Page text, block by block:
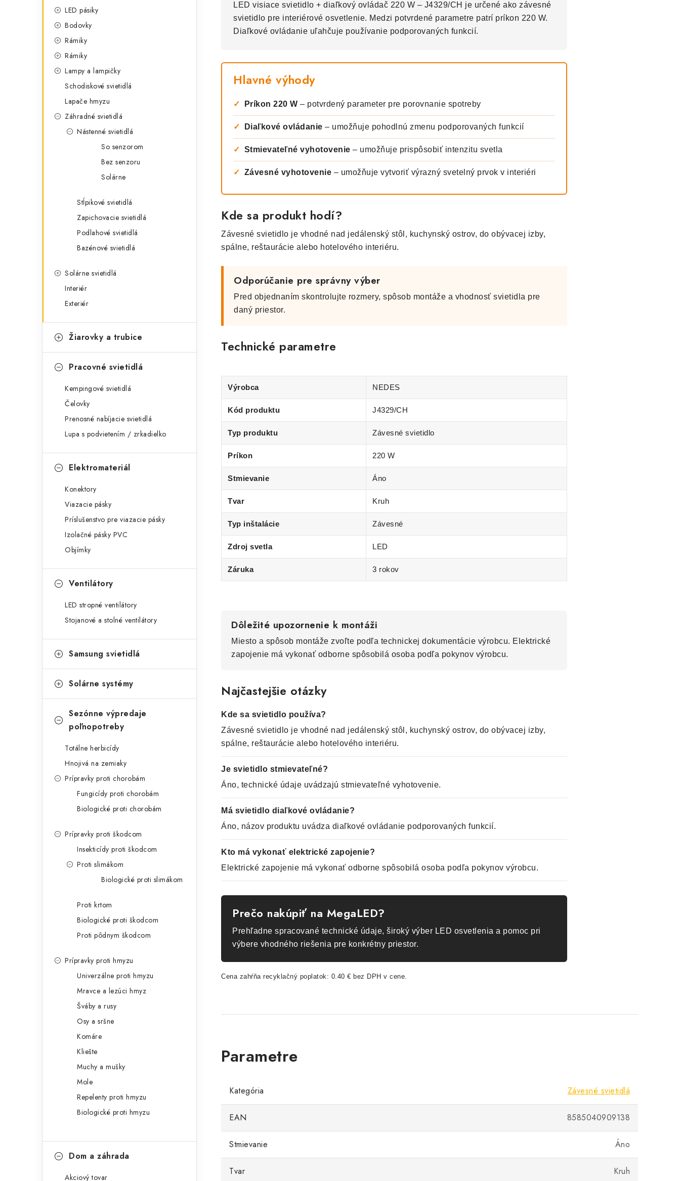
LED pásiky
Bodovky
Rámiky
Rámiky
Lampy a lampičky
Schodiskové svietidlá
Lapače hmyzu
Záhradné svietidlá
Nástenné svietidlá
So senzorom
Bez senzoru
Solárne
Stĺpikové svietidlá
Zapichovacie svietidlá
Podlahové svietidlá
Bazénové svietidlá
Solárne svietidlá
Interiér
Exteriér
Žiarovky a trubice
Pracovné svietidlá
Kempingové svietidlá
Čelovky
Prenosné nabíjacie svietidlá
Lupa s podvietením / zrkadielko
Elektromateriál
Konektory
Viazacie pásky
Príslušenstvo pre viazacie pásky
Izolačné pásky PVC
Objímky
Ventilátory
LED stropné ventilátory
Stojanové a stolné ventilátory
Samsung svietidlá
Solárne systémy
Sezónne výpredaje
poľnopotreby
Totálne herbicídy
Hnojivá na zemiaky
Prípravky proti chorobám
Fungicídy proti chorobám
Biologické proti chorobám
Prípravky proti škodcom
Insekticídy proti škodcom
Proti slimákom
Biologické proti slimákom
Proti krtom
Biologické proti škodcom
Proti pôdnym škodcom
Prípravky proti hmyzu
Univerzálne proti hmyzu
Mravce a lezúci hmyz
Šváby a rusy
Osy a sršne
Komáre
Kliešte
Muchy a mušky
Mole
Repelenty proti hmyzu
Biologické proti hmyzu
Dom a záhrada
Akciový tovar
LED visiace svietidlo + diaľkový ovládač 220 W – J4329/CH je určené ako závesné
svietidlo pre interiérové osvetlenie. Medzi potvrdené parametre patrí príkon 220 W.
Diaľkové ovládanie uľahčuje používanie podporovaných funkcií.
Hlavné výhody
✓ Príkon 220 W – potvrdený parameter pre porovnanie spotreby
✓ Diaľkové ovládanie – umožňuje pohodlnú zmenu podporovaných funkcií
✓ Stmievateľné vyhotovenie – umožňuje prispôsobiť intenzitu svetla
✓ Závesné vyhotovenie – umožňuje vytvoriť výrazný svetelný prvok v interiéri
Kde sa produkt hodí?
Závesné svietidlo je vhodné nad jedálenský stôl, kuchynský ostrov, do obývacej izby,
spálne, reštaurácie alebo hotelového interiéru.
Odporúčanie pre správny výber
Pred objednaním skontrolujte rozmery, spôsob montáže a vhodnosť svietidla pre
daný priestor.
Technické parametre
Výrobca NEDES
Kód produktu J4329/CH
Typ produktu Závesné svietidlo
Príkon 220 W
Stmievanie Áno
Tvar Kruh
Typ inštalácie Závesné
Zdroj svetla LED
Záruka 3 rokov
Dôležité upozornenie k montáži
Miesto a spôsob montáže zvoľte podľa technickej dokumentácie výrobcu. Elektrické
zapojenie má vykonať odborne spôsobilá osoba podľa pokynov výrobcu.
Najčastejšie otázky
Kde sa svietidlo používa?
Závesné svietidlo je vhodné nad jedálenský stôl, kuchynský ostrov, do obývacej izby,
spálne, reštaurácie alebo hotelového interiéru.
Je svietidlo stmievateľné?
Áno, technické údaje uvádzajú stmievateľné vyhotovenie.
Má svietidlo diaľkové ovládanie?
Áno, názov produktu uvádza diaľkové ovládanie podporovaných funkcií.
Kto má vykonať elektrické zapojenie?
Elektrické zapojenie má vykonať odborne spôsobilá osoba podľa pokynov výrobcu.
Prečo nakúpiť na MegaLED?
Prehľadne spracované technické údaje, široký výber LED osvetlenia a pomoc pri
výbere vhodného riešenia pre konkrétny priestor.
Cena zahŕňa recyklačný poplatok: 0.40 € bez DPH v cene.
Kategória Závesné svietidlá
EAN 8585040909138
Stmievanie Áno
Tvar Kruh